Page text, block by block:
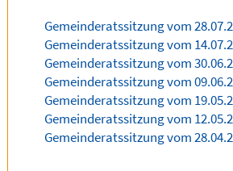
Gemeinderatssitzung vom
Gemeinderatssitzung vom
Gemeinderatssitzung vom
Gemeinderatssitzung vom
Gemeinderatssitzung vom
Gemeinderatssitzung vom
Gemeinderatssitzung vom